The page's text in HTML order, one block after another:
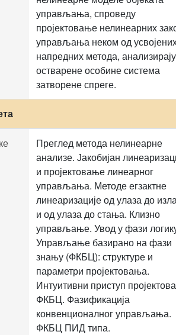
управљања, спроведу
пројектовање нелинеарних
управљања неком од
напредних метода, анализирају
остварене особине система
затворене спреге.
Преглед метода нелинеарне
анализе. Јакобијан
и пројектовање линеарног
управљања. Методе егзактне
линеаризације од улаза до
и од улаза до стања. Клизно
управљање. Увод у фази
Управљање базирано на фази
знању (ФКБЦ): структуре и
параметри пројектовања.
Интуитивни приступ
ФКБЦ. Фазификација
конвенционалног управљања.
ФКБЦ ПИД типа.